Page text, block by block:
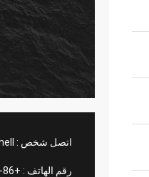
اتصل شخص :
رقم الهاتف : +86-18105169166